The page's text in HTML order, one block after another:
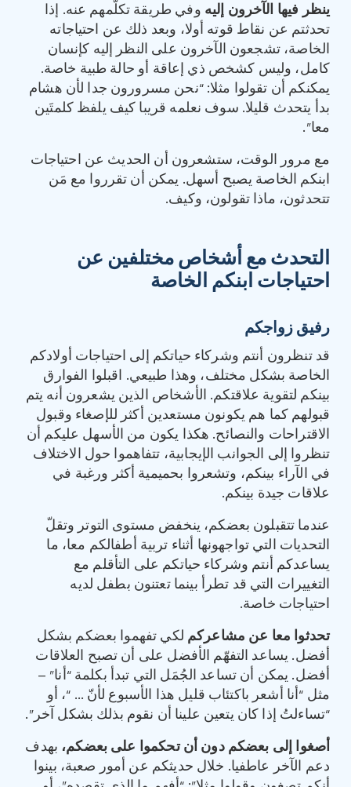
ينظر فيها الآخرون إليه وفي طريقة تكلّمهم عنه. إذا
تحدثتم عن نقاط قوته أولا، وبعد ذلك عن احتياجاته
الخاصة، تشجعون الآخرون على النظر إليه كإنسان
كامل، وليس كشخص ذي إعاقة أو حالة طبية خاصة.
يمكنكم أن تقولوا مثلا: “نحن مسرورون جدا لأن هشام
بدأ يتحدث قليلا. سوف نعلمه قريبا كيف يلفظ كلمتَين
معا”.
مع مرور الوقت، ستشعرون أن الحديث عن احتياجات
ابنكم الخاصة يصبح أسهل. يمكن أن تقرروا مع مَن
تتحدثون، ماذا تقولون، وكيف.
التحدث مع أشخاص مختلفين عن
احتياجات ابنكم الخاصة
رفيق زواجكم
قد تنظرون أنتم وشركاء حياتكم إلى احتياجات أولادكم
الخاصة بشكل مختلف، وهذا طبيعي. اقبلوا الفوارق
بينكم لتقوية علاقتكم. الأشخاص الذين يشعرون أنه يتم
قبولهم كما هم يكونون مستعدين أكثر للإصغاء وقبول
الاقتراحات والنصائح. هكذا يكون من الأسهل عليكم أن
تنظروا إلى الجوانب الإيجابية، تتفاهموا حول الاختلاف
في الآراء بينكم، وتشعروا بحميمية أكثر ورغبة في
علاقات جيدة بينكم.
عندما تتقبلون بعضكم، ينخفض مستوى التوتر وتقلّ
التحديات التي تواجهونها أثناء تربية أطفالكم معا، ما
يساعدكم أنتم وشركاء حياتكم على التأقلم مع
التغييرات التي قد تطرأ بينما تعتنون بطفل لديه
احتياجات خاصة.
تحدثوا معا عن مشاعركم لكي تفهموا بعضكم بشكل
أفضل. يساعد التفهّم الأفضل على أن تصبح العلاقات
أفضل. يمكن أن تساعد الجُمَل التي تبدأ بكلمة “أنا” –
مثل “أنا أشعر باكتئاب قليل هذا الأسبوع لأنّ … “، أو
“تساءلتُ إذا كان يتعين علينا أن نقوم بذلك بشكل آخر”.
أصغوا إلى بعضكم دون أن تحكموا على بعضكم، بهدف
دعم الآخر عاطفيا. خلال حديثكم عن أمور صعبة، بينوا